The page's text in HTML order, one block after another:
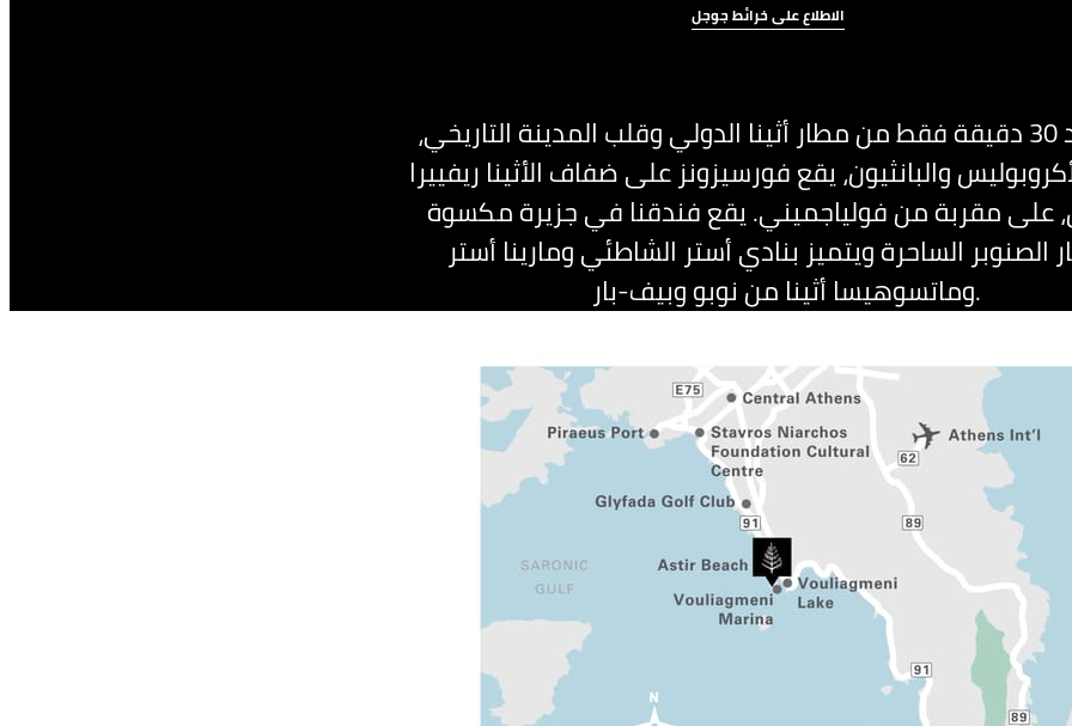
الاطلاع على خرائط جوجل
علي بعد 30 دقيقة فقط من مطار أثينا الدولي وقلب المدينة التاريخي،
والبانثيون، يقع فورسيزونز على ضفاف الأثينا ريفييرا
على مقربة من فولياجميني. يقع فندقنا في جزيرة مكسوة
الصنوبر الساحرة ويتميز بنادي أستر الشاطئي ومارينا أستر
وماتسوهيسا أثينا من نوبو وبيف-بار.